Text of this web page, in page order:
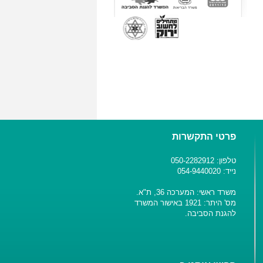
פרטי התקשרות
טלפון: 050-2282912
נייד: 054-9440020
משרד ראשי: המערכה 36, ת"א.
מס' היתר: 1921 באישור המשרד
להגנת הסביבה.